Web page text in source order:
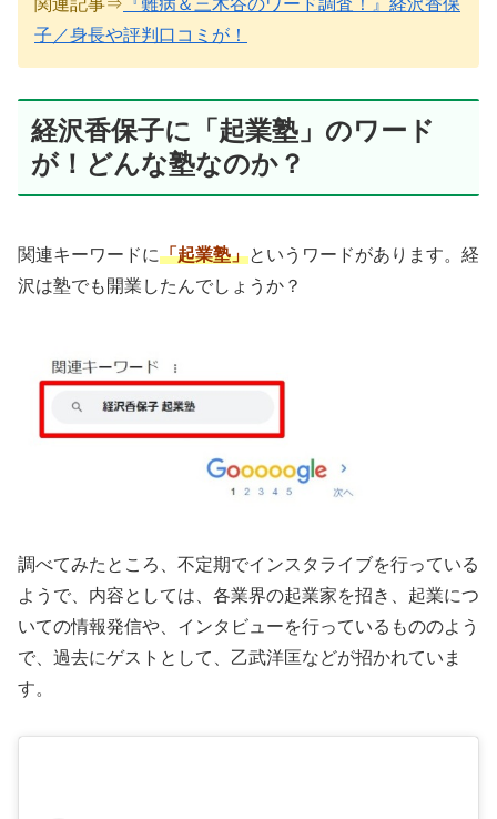
子／身長や評判口コミが！
経沢香保子に「起業塾」のワード
が！どんな塾なのか？
関連キーワードに「起業塾」というワードがあります。経
沢は塾でも開業したんでしょうか？
調べてみたところ、不定期でインスタライブを行っている
ようで、内容としては、各業界の起業家を招き、起業につ
いての情報発信や、インタビューを行っているもののよう
で、過去にゲストとして、乙武洋匡などが招かれていま
す。